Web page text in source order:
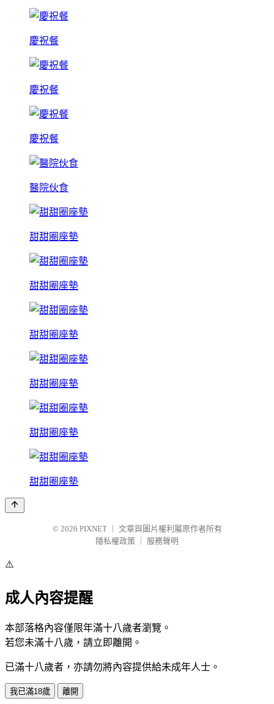
慶祝餐
慶祝餐
慶祝餐
醫院伙食
甜甜圈座墊
甜甜圈座墊
甜甜圈座墊
甜甜圈座墊
甜甜圈座墊
甜甜圈座墊
© 2026 PIXNET
文章與圖片權利屬原作者所有
隱私權政策
服務聲明
⚠️
成人內容提醒
本部落格內容僅限年滿十八歲者瀏覽。
若您未滿十八歲，請立即離開。
已滿十八歲者，亦請勿將內容提供給未成年人士。
我已滿18歲 離開